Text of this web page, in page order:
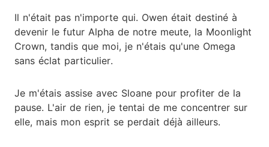
Il n'était pas n'importe qui. Owen était destiné à
devenir le futur Alpha de notre meute, la Moonlight
Crown, tandis que moi, je n'étais qu'une Omega
sans éclat particulier.
Je m'étais assise avec Sloane pour profiter de la
pause. L'air de rien, je tentai de me concentrer sur
elle, mais mon esprit se perdait déjà ailleurs.